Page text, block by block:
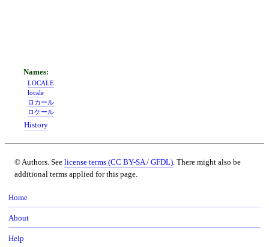
LOCALE
locale
ロカール
ロケール
History
© Authors. See license terms (CC BY-SA / GFDL). There might also be
additional terms applied for this page.
Home
About
Help